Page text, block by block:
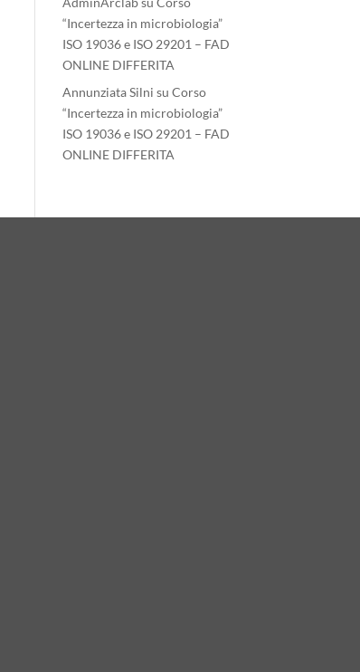
“Incertezza in microbiologia”
ISO 19036 e ISO 29201 – FAD
ONLINE DIFFERITA
Annunziata Silni suCorso
“Incertezza in microbiologia”
ISO 19036 e ISO 29201 – FAD
ONLINE DIFFERITA